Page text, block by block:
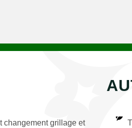
changement grillage et